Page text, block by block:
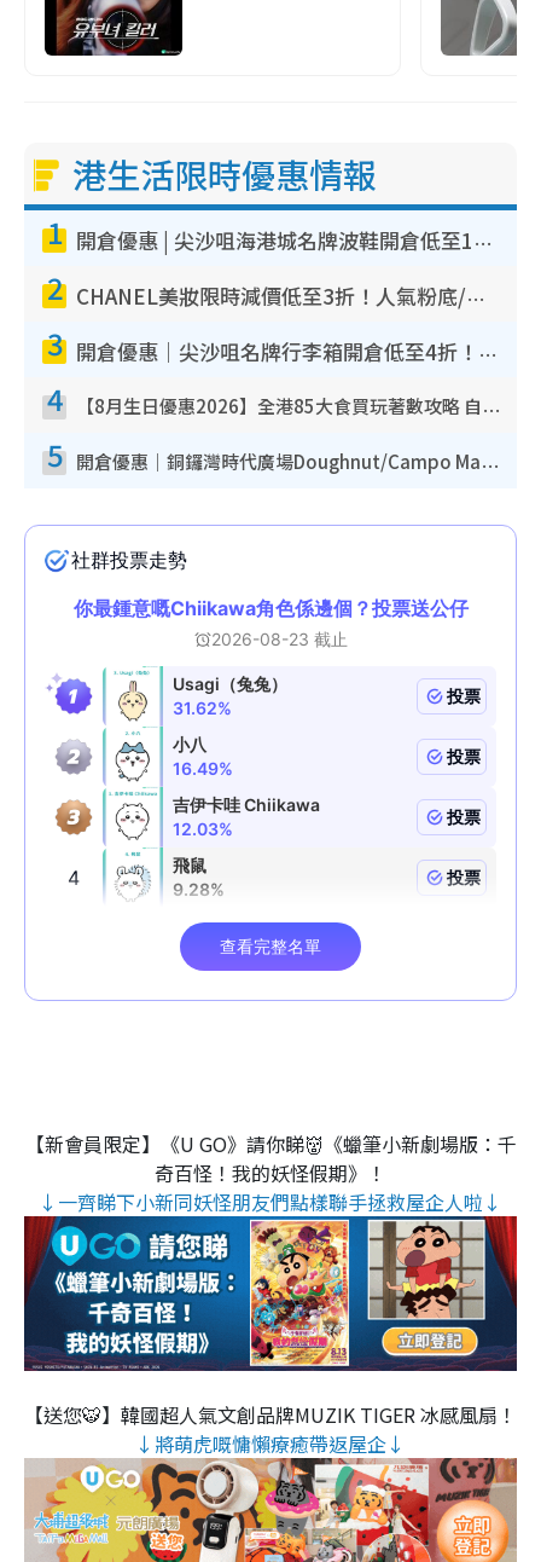
港生活限時優惠情報
1 開倉優惠 | 尖沙咀海港城名牌波鞋開倉低至1折！On鞋$899起／Joy&Peace鞋履$98起
2 CHANEL美妝限時減價低至3折！人氣粉底/唇膏/精華液低至$275！COCO香水都有平
3 開倉優惠｜尖沙咀名牌行李箱開倉低至4折！一連5日 American Tourister/ace./Hallmark $200起！
4 【8月生日優惠2026】全港85大食買玩著數攻略 自助餐/火鍋放題同行免費＋誠品/DONKI送現金券
5 開倉優惠｜銅鑼灣時代廣場Doughnut/Campo Marzio開倉低至1折！背囊、書包、手袋劈價$200起
【新會員限定】《U GO》請你睇👹《蠟筆小新劇場版：千
奇百怪！我的妖怪假期》！
↓一齊睇下小新同妖怪朋友們點樣聯手拯救屋企人啦↓
【送您🐯】韓國超人氣文創品牌MUZIK TIGER 冰感風扇！
↓將萌虎嘅慵懶療癒帶返屋企↓